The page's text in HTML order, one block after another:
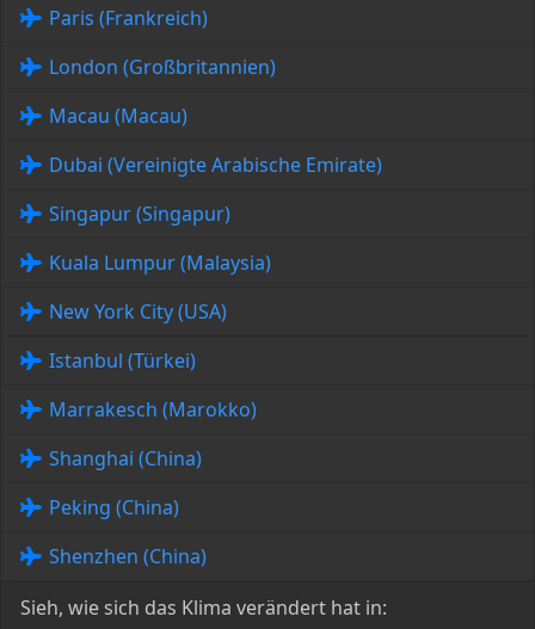
Paris (Frankreich)
London (Großbritannien)
Macau (Macau)
Dubai (Vereinigte Arabische Emirate)
Singapur (Singapur)
Kuala Lumpur (Malaysia)
New York City (USA)
Istanbul (Türkei)
Marrakesch (Marokko)
Shanghai (China)
Peking (China)
Shenzhen (China)
Sieh, wie sich das Klima verändert hat in: